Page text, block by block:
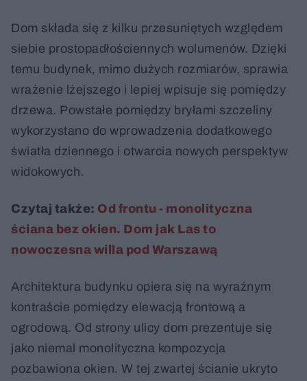
Dom składa się z kilku przesuniętych względem
siebie prostopadłościennych wolumenów. Dzięki
temu budynek, mimo dużych rozmiarów, sprawia
wrażenie lżejszego i lepiej wpisuje się pomiędzy
drzewa. Powstałe pomiędzy bryłami szczeliny
wykorzystano do wprowadzenia dodatkowego
światła dziennego i otwarcia nowych perspektyw
widokowych.
Czytaj także: Od frontu - monolityczna
ściana bez okien. Dom jak Las to
nowoczesna willa pod Warszawą
Architektura budynku opiera się na wyraźnym
kontraście pomiędzy elewacją frontową a
ogrodową. Od strony ulicy dom prezentuje się
jako niemal monolityczna kompozycja
pozbawiona okien. W tej zwartej ścianie ukryto